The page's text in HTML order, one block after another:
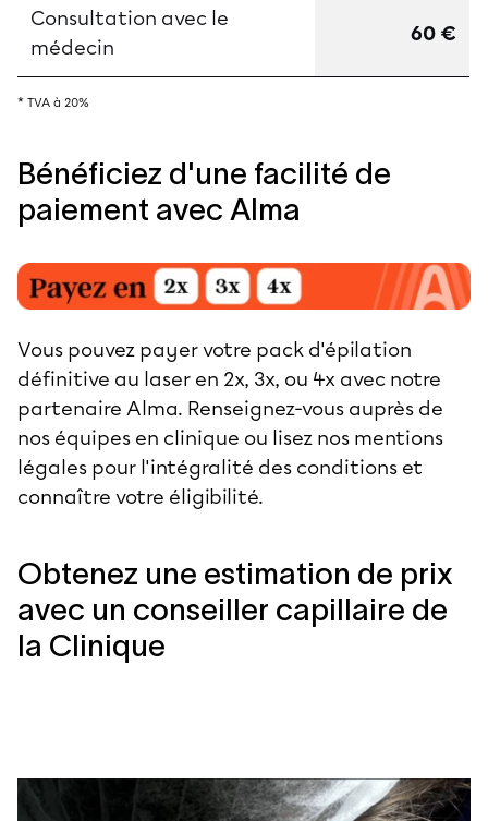
Consultation avec le
médecin
60 €
* TVA à 20%
Bénéficiez d'une facilité de
paiement avec Alma
Vous pouvez payer votre pack d'épilation
définitive au laser en 2x, 3x, ou 4x avec notre
partenaire Alma. Renseignez-vous auprès de
nos équipes en clinique ou lisez nos mentions
légales pour l'intégralité des conditions et
connaître votre éligibilité.
Obtenez une estimation de prix
avec un conseiller capillaire de
la Clinique